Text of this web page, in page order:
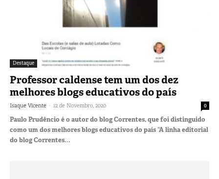
Destaque
Professor caldense tem um dos dez
melhores blogs educativos do país
Isaque Vicente - 12 de Novembro, 2020 0
Paulo Prudêncio é o autor do blog Correntes, que foi distinguido
como um dos melhores blogs educativos do país “A linha editorial
do blog Correntes...